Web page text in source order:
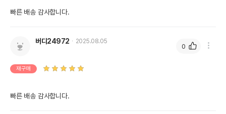
빠른 배송 감사합니다.
버디24972 2025.08.05
재구매
빠른 배송 감사합니다.
0